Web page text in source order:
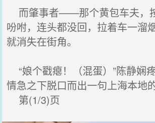
而肇事者——那个黄包车夫，
吩咐，连头都没回，拉着车一溜
就消失在街角。
“娘个戳瘪！（混蛋）”陈静娴
情急之下脱口而出一句上海本地
第(1/3)页